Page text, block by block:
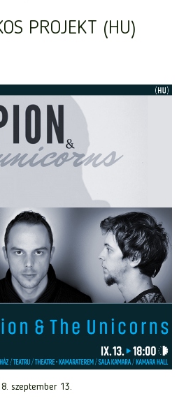
PROJEKT (HU)
szeptember 13.